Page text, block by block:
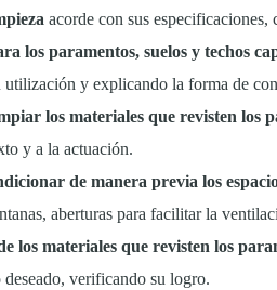
acorde con sus
los paramentos, suelos y techos
utilización y explicando la forma de
los materiales que revisten los
y a la actuación.
de manera previa los
aberturas para facilitar la
los materiales que revisten los
verificando su logro.